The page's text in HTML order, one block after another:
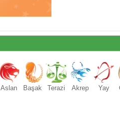
Aslan Başak Terazi Akrep Yay